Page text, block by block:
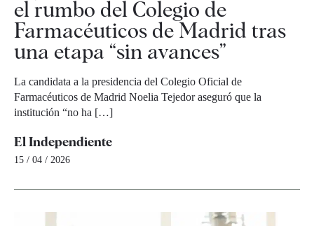
el rumbo del Colegio de
Farmacéuticos de Madrid tras
una etapa “sin avances”
La candidata a la presidencia del Colegio Oficial de
Farmacéuticos de Madrid Noelia Tejedor aseguró que la
institución “no ha […]
El Independiente
15 / 04 / 2026